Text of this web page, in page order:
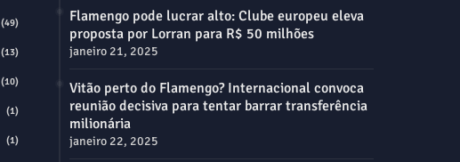
(49)
(13)
(10)
(1)
(1)
Flamengo pode lucrar alto: Clube europeu eleva
proposta por Lorran para R$ 50 milhões
janeiro 21, 2025
Vitão perto do Flamengo? Internacional convoca
reunião decisiva para tentar barrar transferência
milionária
janeiro 22, 2025